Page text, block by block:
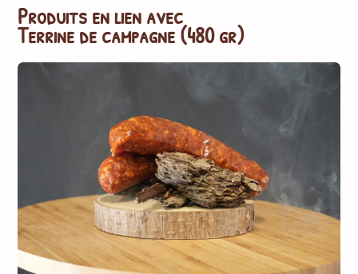
Produits en lien avec
Terrine de campagne (480 gr)